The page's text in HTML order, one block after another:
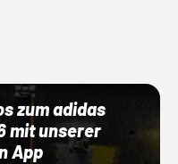
zum adidas
mit unserer
App